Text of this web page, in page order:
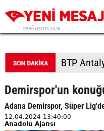
09 AĞUSTOS 2026
Demirspor'un
Adana Demirspor, Süper
12.04.2024 13:40:00
Anadolu Ajansı